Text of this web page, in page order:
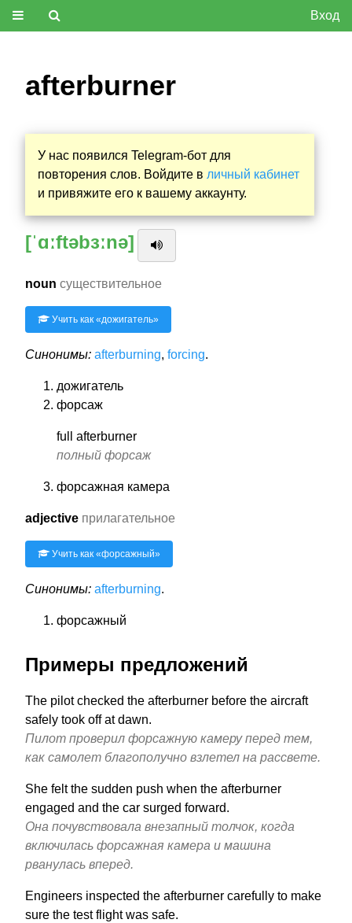
Вход
afterburner
У нас появился Telegram-бот для
повторения слов. Войдите в личный кабинет
и привяжите его к вашему аккаунту.
[ˈɑːftəbɜːnə]
noun существительное
Учить как «дожигатель»
Синонимы: afterburning, forcing.
дожигатель
форсаж
full afterburner
полный форсаж
форсажная камера
adjective прилагательное
Учить как «форсажный»
Синонимы: afterburning.
форсажный
Примеры предложений
The pilot checked the afterburner before the aircraft
safely took off at dawn.
Пилот проверил форсажную камеру перед тем,
как самолет благополучно взлетел на рассвете.
She felt the sudden push when the afterburner
engaged and the car surged forward.
Она почувствовала внезапный толчок, когда
включилась форсажная камера и машина
рванулась вперед.
Engineers inspected the afterburner carefully to make
sure the test flight was safe.